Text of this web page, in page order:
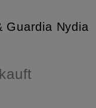
Newman & Guardia Nydia